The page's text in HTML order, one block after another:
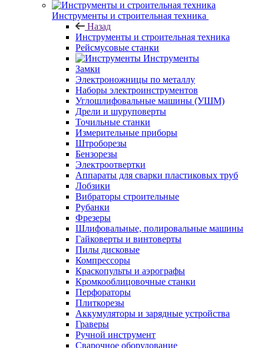
Инструменты и строительная техника
Назад
Инструменты и строительная техника
Рейсмусовые станки
Инструменты
Замки
Электроножницы по металлу
Наборы электроинструментов
Углошлифовальные машины (УШМ)
Дрели и шуруповерты
Точильные станки
Измерительные приборы
Штроборезы
Бензорезы
Электроотвертки
Аппараты для сварки пластиковых труб
Лобзики
Вибраторы строительные
Рубанки
Фрезеры
Шлифовальные, полировальные машины
Гайковерты и винтоверты
Пилы дисковые
Компрессоры
Краскопульты и аэрографы
Кромкооблицовочные станки
Перфораторы
Плиткорезы
Аккумуляторы и зарядные устройства
Граверы
Ручной инструмент
Сварочное оборудование